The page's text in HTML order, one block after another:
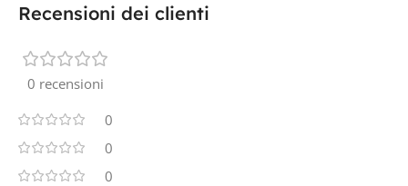
Recensioni dei clienti
0 recensioni
0
0
0